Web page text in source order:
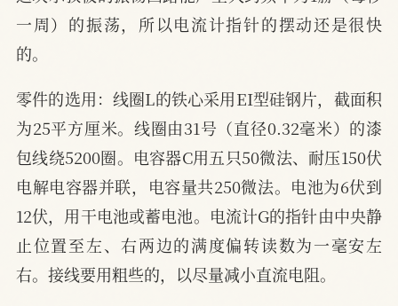
一周）的振荡，所以电流计指针的摆动还是很快
的。
零件的选用：线圈L的铁心采用EI型硅钢片，截面积
为25平方厘米。线圈由31号（直径0.32毫米）的漆
包线绕5200圈。电容器C用五只50微法、耐压150伏
电解电容器并联，电容量共250微法。电池为6伏到
12伏，用干电池或蓄电池。电流计G的指针由中央静
止位置至左、右两边的满度偏转读数为一毫安左
右。接线要用粗些的，以尽量减小直流电阻。